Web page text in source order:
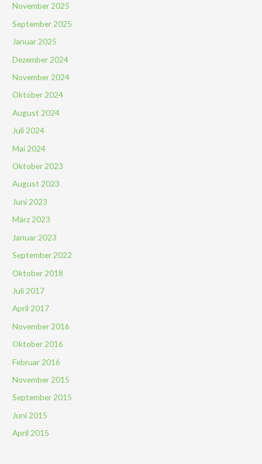
November 2025
September 2025
Januar 2025
Dezember 2024
November 2024
Oktober 2024
August 2024
Juli 2024
Mai 2024
Oktober 2023
August 2023
Juni 2023
März 2023
Januar 2023
September 2022
Oktober 2018
Juli 2017
April 2017
November 2016
Oktober 2016
Februar 2016
November 2015
September 2015
Juni 2015
April 2015